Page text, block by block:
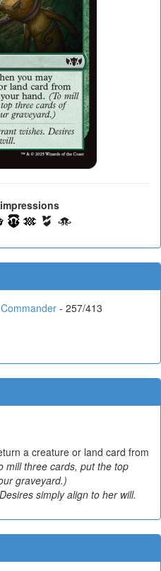
- 257/413
a creature or land card from
mill three cards, put the top
graveyard.)
simply align to her will.